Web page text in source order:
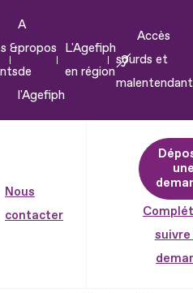
&
A
propos
de
l'Agefiph
L'Agefiph
en région
Accès
sourds et
Nous
contacter
suivre